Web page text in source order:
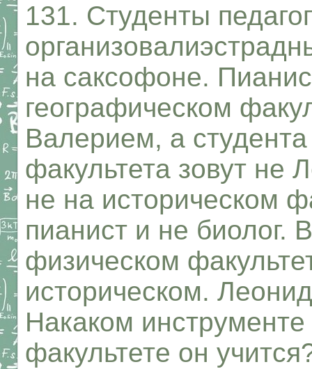
131. Студенты
на саксофоне.
географическом
Валерием, а студента
факультета зовут не
не на историческом
пианист и не биолог.
физическом
историческом.
Накаком
факультете он